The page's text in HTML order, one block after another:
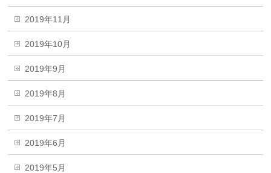
2019年11月
2019年10月
2019年9月
2019年8月
2019年7月
2019年6月
2019年5月